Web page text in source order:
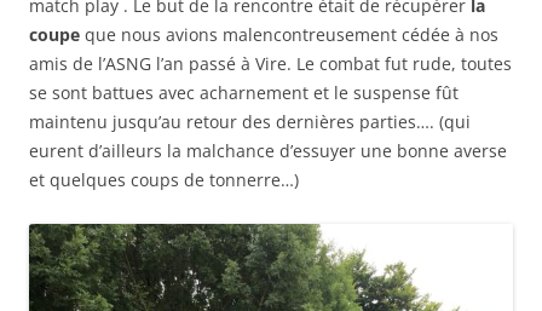
match play . Le but de la rencontre était de récupérer la
coupe que nous avions malencontreusement cédée à nos
amis de l’ASNG l’an passé à Vire. Le combat fut rude, toutes
se sont battues avec acharnement et le suspense fût
maintenu jusqu’au retour des dernières parties…. (qui
eurent d’ailleurs la malchance d’essuyer une bonne averse
et quelques coups de tonnerre…)